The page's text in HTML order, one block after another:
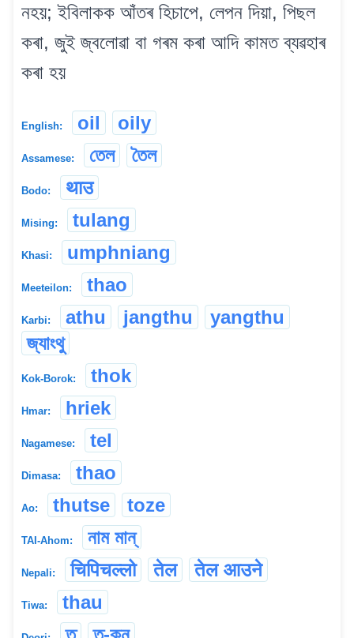
নহয়; ইবিলাকক আঁতৰ হিচাপে, লেপন দিয়া, পিছল
কৰা, জুই জ্বলোৱা বা গৰম কৰা আদি কামত ব্যৱহাৰ
কৰা হয়
English: oil oily
Assamese: তেল তৈল
Bodo: थाउ
Mising: tulang
Khasi: umphniang
Meeteilon: thao
Karbi: athu jangthu
yangthu
জ্যাংথু
Kok-Borok: thok
Hmar: hriek
Nagamese: tel
Dimasa: thao
Ao: thutse toze
TAI-Ahom: নাম মান্
Nepali: चिपिचल्लो तेल तेल आउने
Tiwa: thau